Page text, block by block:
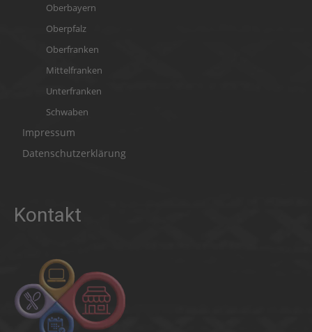
Oberbayern
Oberpfalz
Oberfranken
Mittelfranken
Unterfranken
Schwaben
Impressum
Datenschutzerklärung
Kontakt